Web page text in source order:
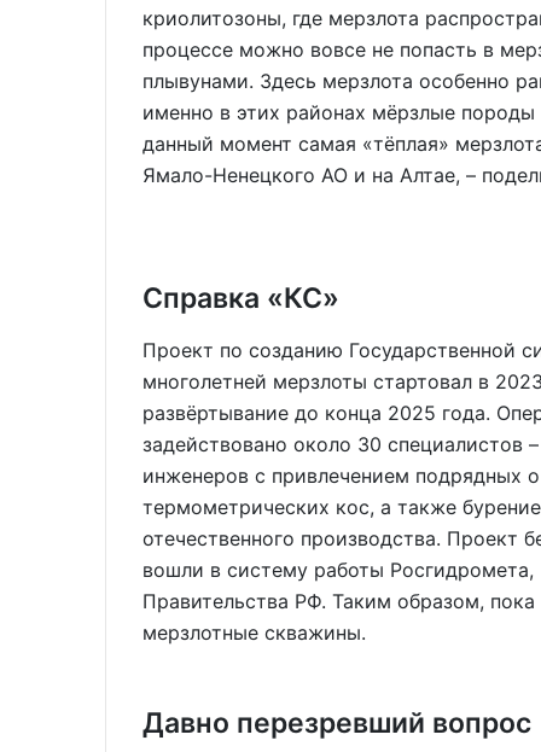
криолитозоны, где мерзлота
процессе можно вовсе не попасть в
плывунами. Здесь мерзлота особенно
именно в этих районах мёрзлые
данный момент самая «тёплая»
Ямало-Ненецкого АО и на Алтае, –
Справка «КС»
Проект по созданию Государственной
многолетней мерзлоты стартовал в
развёртывание до конца 2025 года.
задействовано около 30 специалистов
инженеров с привлечением подрядных
термометрических кос, а также
отечественного произ­водства. Проект
вошли в систему работы
Правительства РФ. Таким образом,
мерзлотные скважины.
Давно перезревший вопрос